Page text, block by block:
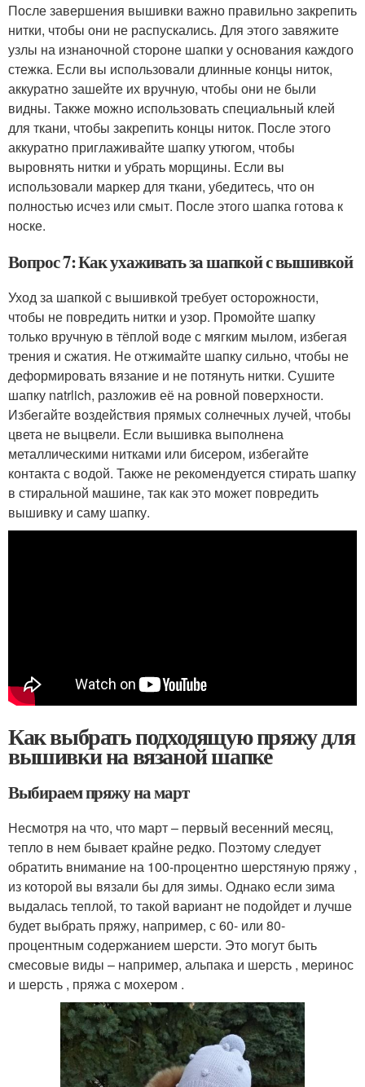
После завершения вышивки важно правильно закрепить
нитки, чтобы они не распускались. Для этого завяжите
узлы на изнаночной стороне шапки у основания каждого
стежка. Если вы использовали длинные концы ниток,
аккуратно зашейте их вручную, чтобы они не были
видны. Также можно использовать специальный клей
для ткани, чтобы закрепить концы ниток. После этого
аккуратно приглаживайте шапку утюгом, чтобы
выровнять нитки и убрать морщины. Если вы
использовали маркер для ткани, убедитесь, что он
полностью исчез или смыт. После этого шапка готова к
носке.
Вопрос 7: Как ухаживать за шапкой с вышивкой
Уход за шапкой с вышивкой требует осторожности,
чтобы не повредить нитки и узор. Промойте шапку
только вручную в тёплой воде с мягким мылом, избегая
трения и сжатия. Не отжимайте шапку сильно, чтобы не
деформировать вязание и не потянуть нитки. Сушите
шапку natrlich, разложив её на ровной поверхности.
Избегайте воздействия прямых солнечных лучей, чтобы
цвета не выцвели. Если вышивка выполнена
металлическими нитками или бисером, избегайте
контакта с водой. Также не рекомендуется стирать шапку
в стиральной машине, так как это может повредить
вышивку и саму шапку.
Как выбрать подходящую пряжу для
вышивки на вязаной шапке
Выбираем пряжу на март
Несмотря на что, что март – первый весенний месяц,
тепло в нем бывает крайне редко. Поэтому следует
обратить внимание на 100-процентно шерстяную пряжу ,
из которой вы вязали бы для зимы. Однако если зима
выдалась теплой, то такой вариант не подойдет и лучше
будет выбрать пряжу, например, с 60- или 80-
процентным содержанием шерсти. Это могут быть
смесовые виды – например, альпака и шерсть , меринос
и шерсть , пряжа с мохером .